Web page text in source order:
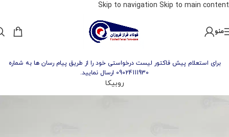
Skip to navigation Skip to main content
منو
برای استعلام پیش فاکتور لیست درخواستی خود را از طریق پیام رسان ها به شماره
09024111930 ارسال نمایید.
روبیکا